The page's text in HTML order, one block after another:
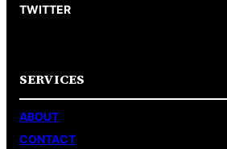
TWITTER
SERVICES
ABOUT
CONTACT